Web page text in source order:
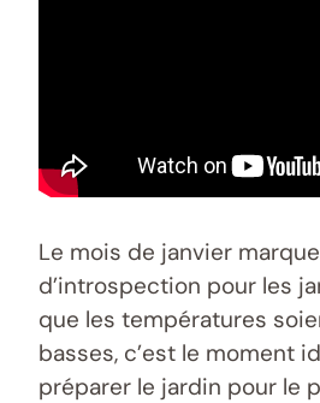
Le mois de janvier
d’introspection pour les
que les températures
basses, c’est le moment
préparer le jardin pour le